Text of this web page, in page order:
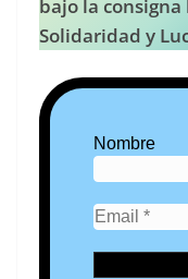
bajo la
Solidaridad y
Nombre